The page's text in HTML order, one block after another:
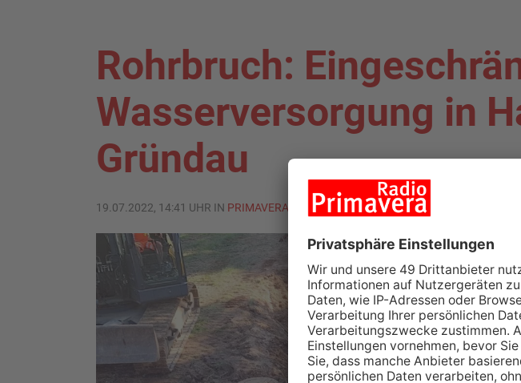
Rohrbruch:
Wasserversorgung in
Gründau
19.07.2022, 14:41 UHR IN PRIMAVERALAND